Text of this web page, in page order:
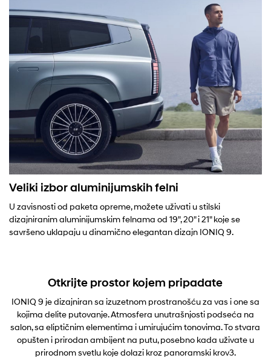
Veliki izbor aluminijumskih felni
U zavisnosti od paketa opreme, možete uživati u stilski
dizajniranim aluminijumskim felnama od 19", 20" i 21" koje se
savršeno uklapaju u dinamično elegantan dizajn IONIQ 9.
Otkrijte prostor kojem pripadate
IONIQ 9 je dizajniran sa izuzetnom prostranošću za vas i one sa
kojima delite putovanje. Atmosfera unutrašnjosti podseća na
salon, sa eliptičnim elementima i umirujućim tonovima. To stvara
opušten i prirodan ambijent na putu, posebno kada uživate u
prirodnom svetlu koje dolazi kroz panoramski krov3.